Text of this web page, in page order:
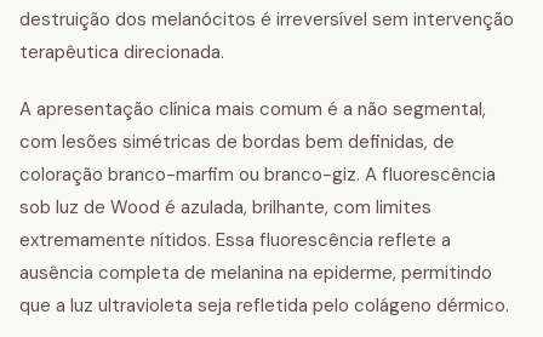
destruição dos melanócitos é irreversível sem intervenção
terapêutica direcionada.
A apresentação clínica mais comum é a não segmental,
com lesões simétricas de bordas bem definidas, de
coloração branco-marfim ou branco-giz. A fluorescência
sob luz de Wood é azulada, brilhante, com limites
extremamente nítidos. Essa fluorescência reflete a
ausência completa de melanina na epiderme, permitindo
que a luz ultravioleta seja refletida pelo colágeno dérmico.